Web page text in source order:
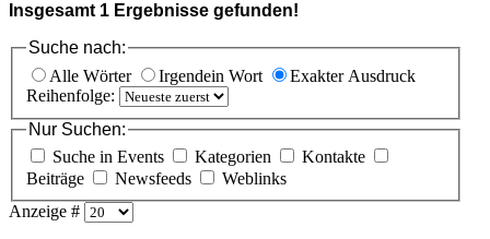
Insgesamt 1 Ergebnisse gefunden!
Suche nach:
Alle Wörter
Irgendein Wort
Exakter Ausdruck
Reihenfolge:
Nur Suchen:
Suche in Events
Kategorien
Kontakte
Beiträge
Newsfeeds
Weblinks
Anzeige #